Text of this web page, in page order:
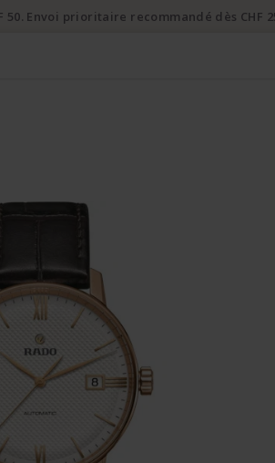
Envoi prioritaire recommandé dès CHF